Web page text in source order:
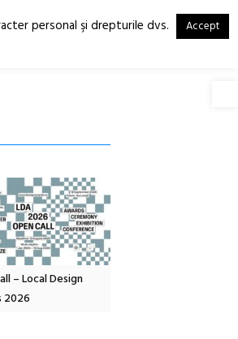
RO
EN
– Local Design
2026
personal şi drepturile dvs. Accept